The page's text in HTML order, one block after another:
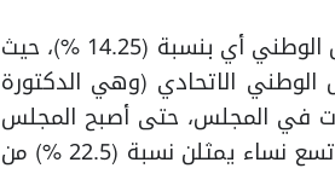
وقد تقدمت (65) سيدة للترشح من أصل (465) مرشحاً لعضوية المجلس الوطني أي بنسبة (14.25 %)، حيث
الوطني الاتحادي (وهي الدكتورة
في المجلس، حتى أصبح المجلس
الوطني الاتحادي -في فصله التشريعي الرابع عشر- يضم في عضويته تسع نساء يمثلن نسبة (22.5 %) من